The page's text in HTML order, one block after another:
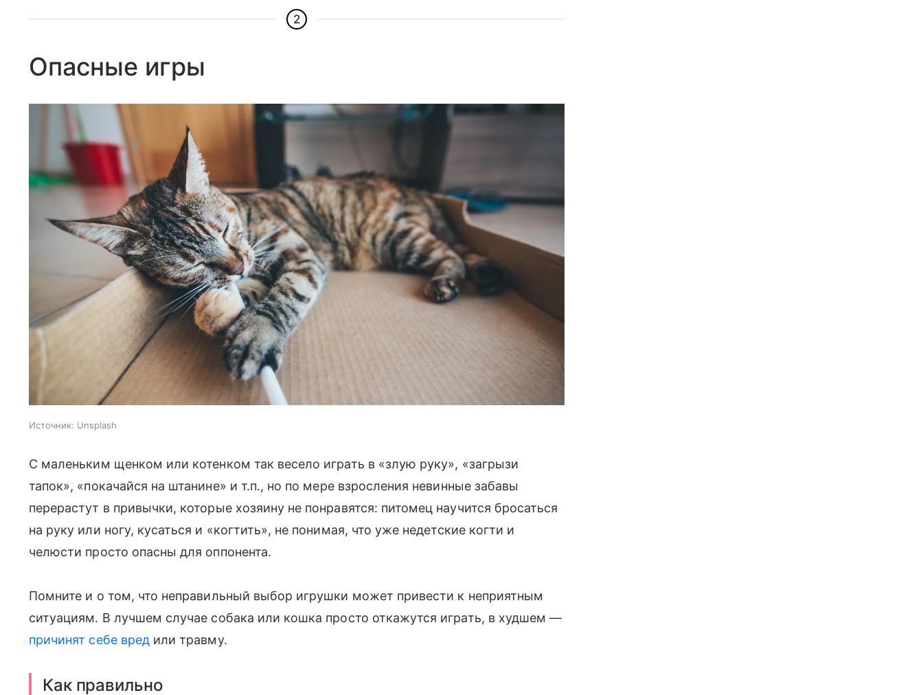
2
Опасные игры
Источник: Unsplash
С маленьким щенком или котенком так весело играть в «злую руку», «загрызи
тапок», «покачайся на штанине» и т.п., но по мере взросления невинные забавы
перерастут в привычки, которые хозяину не понравятся: питомец научится бросаться
на руку или ногу, кусаться и «когтить», не понимая, что уже недетские когти и
челюсти просто опасны для оппонента.
Помните и о том, что неправильный выбор игрушки может привести к неприятным
ситуациям. В лучшем случае собака или кошка просто откажутся играть, в худшем —
причинят себе вредили травму.
Как правильно